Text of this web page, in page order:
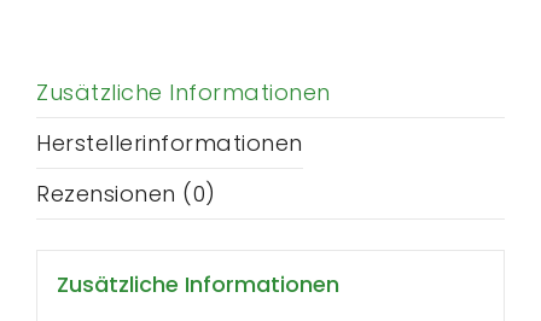
Zusätzliche Informationen
Herstellerinformationen
Rezensionen (0)
Zusätzliche Informationen